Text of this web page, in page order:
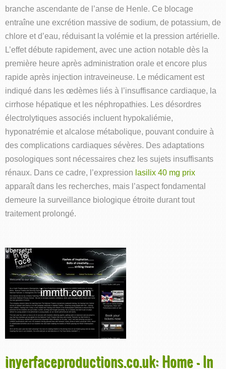
branche ascendante de l’anse de Henle. Ce blocage
entraîne une excrétion massive de sodium, de potassium, de
chlore et d’eau, réduisant la volémie et la pression artérielle.
L’effet débute rapidement, avec une action notable dès la
première heure après administration orale et encore plus
rapide après injection intraveineuse. Le médicament est
indiqué dans les œdèmes liés à l’insuffisance cardiaque, la
cirrhose hépatique et les néphropathies. Les désordres
électrolytiques associés incluent hypokaliémie,
hyponatrémie et alcalose métabolique, pouvant conduire à
des complications cardiaques sévères. Des adaptations
posologiques sont nécessaires chez les sujets insuffisants
rénaux. Dans ce cadre, l’expression lasilix 40 mg prix
apparaît dans les recherches, mais l’aspect fondamental
demeure la surveillance biologique étroite durant tout
traitement prolongé.
inyerfaceproductions.co.uk: Home - In